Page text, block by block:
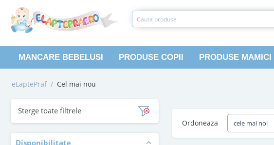
MANCARE BEBELUSI PRODUSE COPII PRODUSE MAMICI
eLaptePraf / Cel mai nou
Sterge toate filtrele
Disponibilitate
Ordoneaza cele mai noi